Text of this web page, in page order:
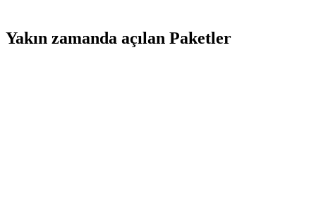
Yakın zamanda açılan Paketler